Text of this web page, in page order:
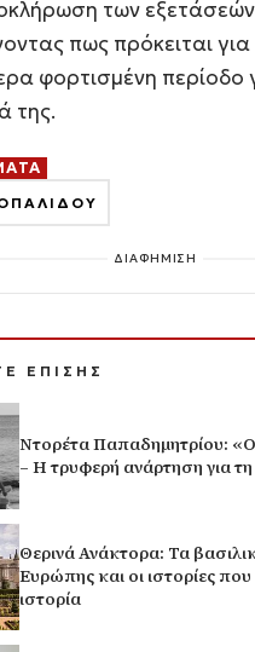
των
πως πρόκειται
φορτισμένη περίοδο
της.
ΔΙΑΦΗΜΙΣΗ
ΕΠΙΣΗΣ
Ντορέτα Παπαδημητρίου:
– Η τρυφερή ανάρτηση για
Θερινά Ανάκτορα: Τα
Ευρώπης και οι ιστορίες
ιστορία